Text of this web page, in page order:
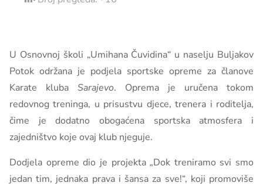
U Osnovnoj školi „Umihana Čuvidina“ u naselju Buljakov
Potok održana je podjela sportske opreme za članove
Karate kluba Sarajevo. Oprema je uručena tokom
redovnog treninga, u prisustvu djece, trenera i roditelja,
čime je dodatno obogaćena sportska atmosfera i
zajedništvo koje ovaj klub njeguje.
Dodjela opreme dio je projekta„Dok treniramo svi smo
jedan tim, jednaka prava i šansa za sve!“, koji promoviše